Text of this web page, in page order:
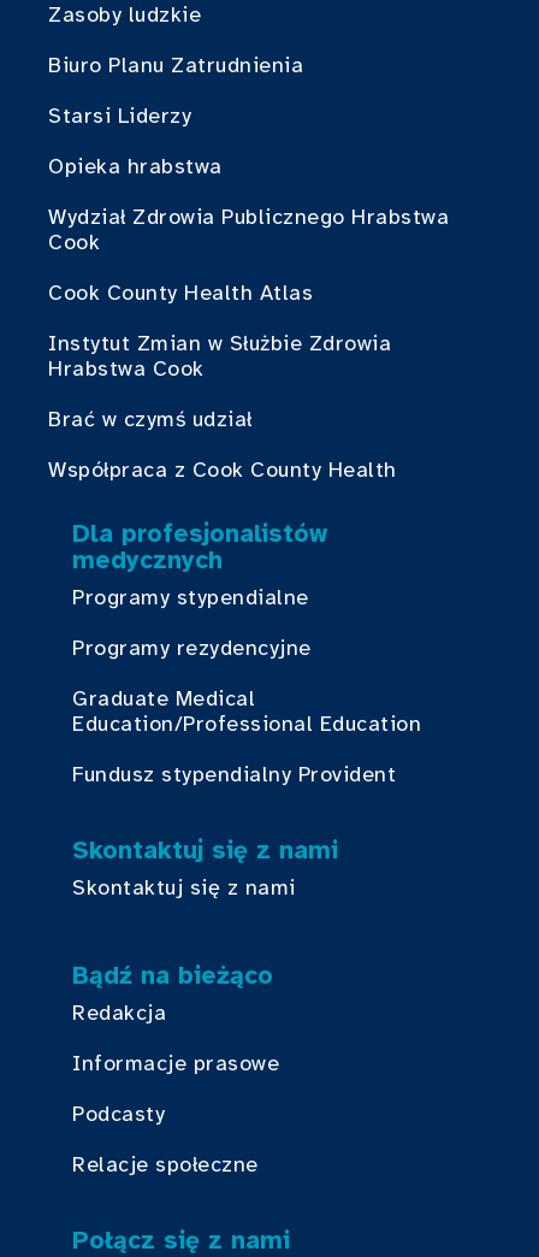
Zasoby ludzkie
Biuro Planu Zatrudnienia
Starsi Liderzy
Opieka hrabstwa
Wydział Zdrowia Publicznego Hrabstwa
Cook
Cook County Health Atlas
Instytut Zmian w Służbie Zdrowia
Hrabstwa Cook
Brać w czymś udział
Współpraca z Cook County Health
Dla profesjonalistów
medycznych
Programy stypendialne
Programy rezydencyjne
Graduate Medical
Education/Professional Education
Fundusz stypendialny Provident
Skontaktuj się z nami
Skontaktuj się z nami
Bądź na bieżąco
Redakcja
Informacje prasowe
Podcasty
Relacje społeczne
Połącz się z nami